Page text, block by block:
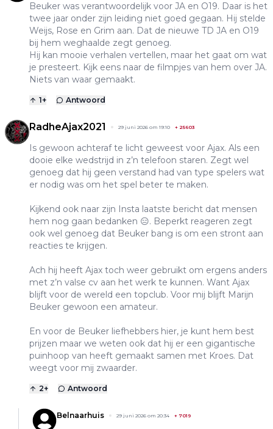
Beuker was verantwoordelijk voor JA en O19. Daar is het
twee jaar onder zijn leiding niet goed gegaan. Hij stelde
Weijs, Rose en Grim aan. Dat de nieuwe TD JA en O19
bij hem weghaalde zegt genoeg.
Hij kan mooie verhalen vertellen, maar het gaat om wat
je presteert. Kijk eens naar de filmpjes van hem over JA.
Niets van waar gemaakt.
1+ Antwoord
RadheAjax2021 29 juni 2026 om 19:10 + 25603
Is gewoon achteraf te licht geweest voor Ajax. Als een
dooie elke wedstrijd in z’n telefoon staren. Zegt wel
genoeg dat hij geen verstand had van type spelers wat
er nodig was om het spel beter te maken.
Kijkend ook naar zijn Insta laatste bericht dat mensen
hem nog gaan bedanken 😑. Beperkt reageren zegt
ook wel genoeg dat Beuker bang is om een stront aan
reacties te krijgen.
Ach hij heeft Ajax toch weer gebruikt om ergens anders
met z’n valse cv aan het werk te kunnen. Want Ajax
blijft voor de wereld een topclub. Voor mij blijft Marijn
Beuker gewoon een amateur.
En voor de Beuker liefhebbers hier, je kunt hem best
prijzen maar we weten ook dat hij er een gigantische
puinhoop van heeft gemaakt samen met Kroes. Dat
weegt voor mij zwaarder.
2+ Antwoord
Belnaarhuis 29 juni 2026 om 20:34 + 7019